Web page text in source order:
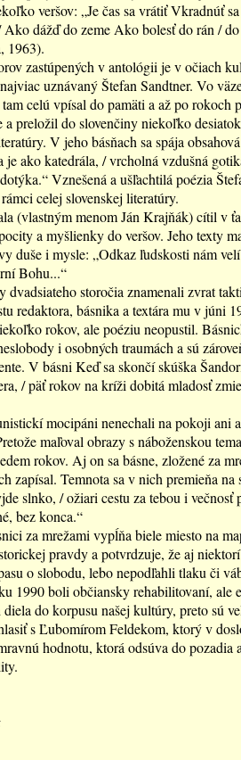
veršov: „Je čas sa vrátiť Vkradnúť
dážď do zeme Ako bolesť do rán /
1963).
zastúpených v antológii je v očiach
uznávaný Štefan Sandtner. Vo
celú vpísal do pamäti a až po rokoch
a preložil do slovenčiny niekoľko
V jeho básňach sa spája
je ako katedrála, / vrcholná vzdušná
Vznešená a ušľachtilá poézia
celej slovenskej literatúry.
(vlastným menom Ján Krajňák) cítil v
a myšlienky do veršov. Jeho texty
duše i mysle: „Odkaz ľudskosti nám
Bohu...“
dvadsiateho storočia znamenali zvrat
redaktora, básnika a textára mu v júni
rokov, ale poéziu neopustil.
i osobných traumách a sú
V básni Keď sa skončí skúška
/ päť rokov na kríži dobitá mladosť
mocipáni nenechali na pokoji ani
maľoval obrazy s náboženskou
rokov. Aj on sa básne, zložené za
zapísal. Temnota sa v nich premieňa
slnko, / ožiari cestu za tebou i večnosť
bez konca.“
za mrežami vypĺňa biele miesto na
pravdy a potvrdzuje, že aj
o slobodu, lebo nepodľahli tlaku či
1990 boli občiansky rehabilitovaní, ale
do korpusu našej kultúry, preto sú
s Ľubomírom Feldekom, ktorý v
hodnotu, ktorá odsúva do pozadia